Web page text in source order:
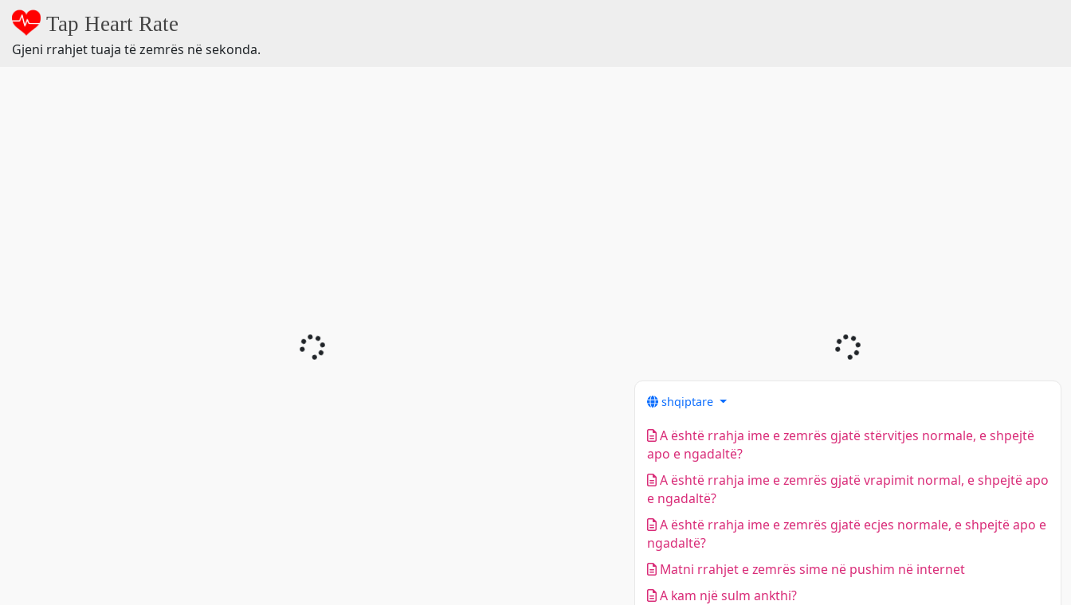
Tap Heart Rate
Gjeni rrahjet tuaja të zemrës në sekonda.
shqiptare
A është rrahja ime e zemrës gjatë stërvitjes normale, e shpejtë
apo e ngadaltë?
A është rrahja ime e zemrës gjatë vrapimit normal, e shpejtë apo
e ngadaltë?
A është rrahja ime e zemrës gjatë ecjes normale, e shpejtë apo e
ngadaltë?
Matni rrahjet e zemrës sime në pushim në internet
A kam një sulm ankthi?